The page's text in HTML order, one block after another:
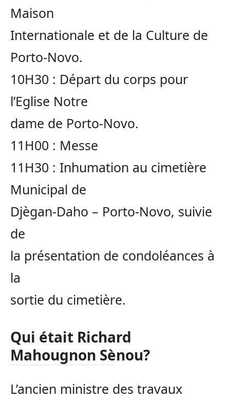
Maison
Internationale et de la Culture de
Porto-Novo.
10H30 : Départ du corps pour
l’Eglise Notre
dame de Porto-Novo.
11H00 : Messe
11H30 : Inhumation au cimetière
Municipal de
Djègan-Daho – Porto-Novo, suivie
de
la présentation de condoléances à
la
sortie du cimetière.
Qui était Richard
Mahougnon Sènou?
L’ancien ministre des travaux